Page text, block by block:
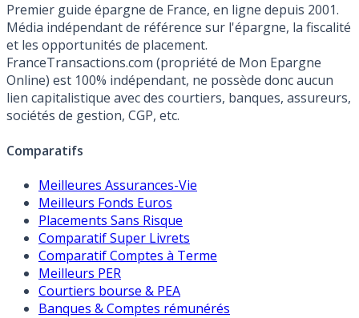
Premier guide épargne de France, en ligne depuis 2001.
Média indépendant de référence sur l'épargne, la fiscalité
et les opportunités de placement.
FranceTransactions.com (propriété de Mon Epargne
Online) est 100% indépendant, ne possède donc aucun
lien capitalistique avec des courtiers, banques, assureurs,
sociétés de gestion, CGP, etc.
Comparatifs
Meilleures Assurances-Vie
Meilleurs Fonds Euros
Placements Sans Risque
Comparatif Super Livrets
Comparatif Comptes à Terme
Meilleurs PER
Courtiers bourse & PEA
Banques & Comptes rémunérés